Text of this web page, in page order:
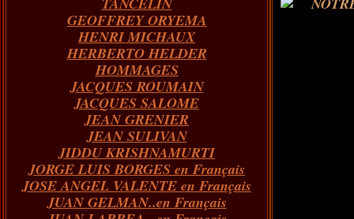
GEOFFREY ORYEMA
HENRI MICHAUX
HERBERTO HELDER
HOMMAGES
JACQUES ROUMAIN
JACQUES SALOME
JEAN GRENIER
JEAN SULIVAN
JIDDU KRISHNAMURTI
JORGE LUIS BORGES en Français
JOSE ANGEL VALENTE en Français
JUAN GELMAN..en Français